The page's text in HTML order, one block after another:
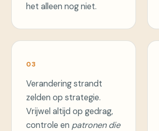
het alleen nog niet.
03
Verandering strandt
zelden op strategie.
Vrijwel altijd op gedrag,
controle en patronen die